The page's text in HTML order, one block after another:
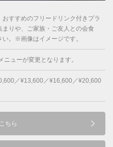
すすめのフリードリンク付きプラ
りや、ご家族・ご友人との会食
。※画像はイメージです。
ューが変更となります。
／¥13,600／¥16,600／¥20,600
ちら